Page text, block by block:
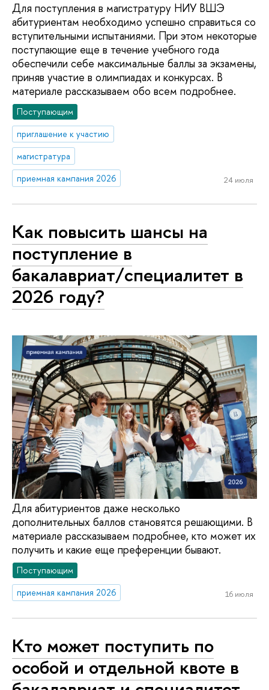
Для поступления в магистратуру НИУ ВШЭ
абитуриентам необходимо успешно справиться со
вступительными испытаниями. При этом некоторые
поступающие еще в течение учебного года
обеспечили себе максимальные баллы за экзамены,
приняв участие в олимпиадах и конкурсах. В
материале рассказываем обо всем подробнее.
Поступающим
приглашение к участию
магистратура
приемная кампания 2026
24 июля
Как повысить шансы на
поступление в
бакалавриат/специалитет в
2026 году?
Для абитуриентов даже несколько
дополнительных баллов становятся решающими. В
материале рассказываем подробнее, кто может их
получить и какие еще преференции бывают.
Поступающим
приемная кампания 2026
16 июля
Кто может поступить по
особой и отдельной квоте в